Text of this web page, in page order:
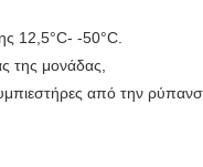
12,5°C- -50°C.
της μονάδας,
από την